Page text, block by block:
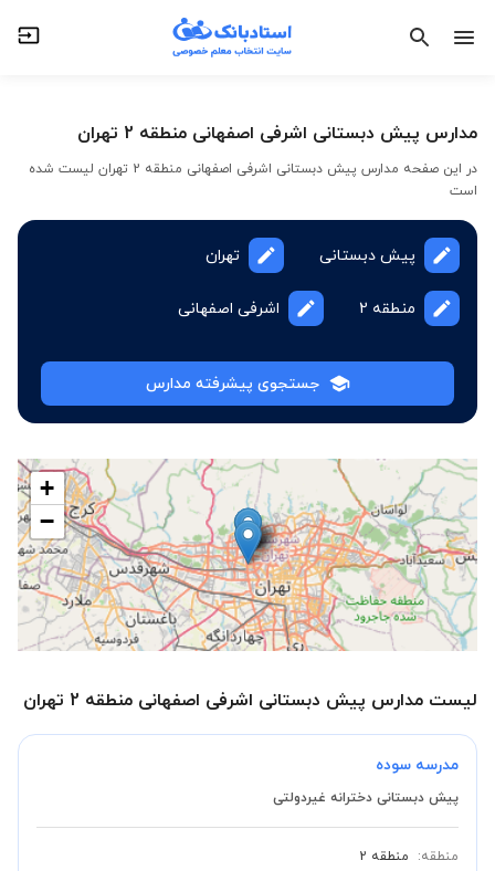
مدارس پیش دبستانی اشرفی اصفهانی منطقه 2 تهران
در این صفحه مدارس پیش دبستانی اشرفی اصفهانی منطقه 2 تهران لیست شده
است
پیش دبستانی تهران
منطقه 2 اشرفی اصفهانی
جستجوی پیشرفته مدارس
+
−
لیست مدارس پیش دبستانی اشرفی اصفهانی منطقه 2 تهران
مدرسه سوده
پیش دبستانی دخترانه غیردولتی
منطقه:
منطقه 2